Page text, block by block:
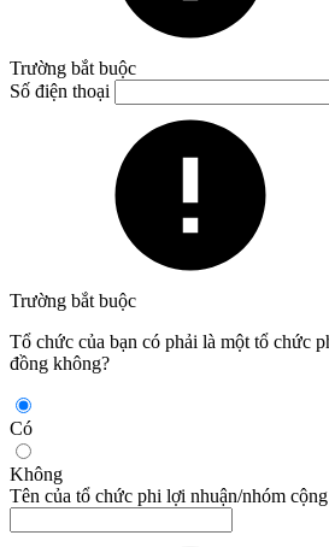
Trường bắt buộc
Số điện thoại
Trường bắt buộc
Tổ chức của bạn có phải là một tổ chức
đồng không?
Có
Không
Tên của tổ chức phi lợi nhuận/nhóm